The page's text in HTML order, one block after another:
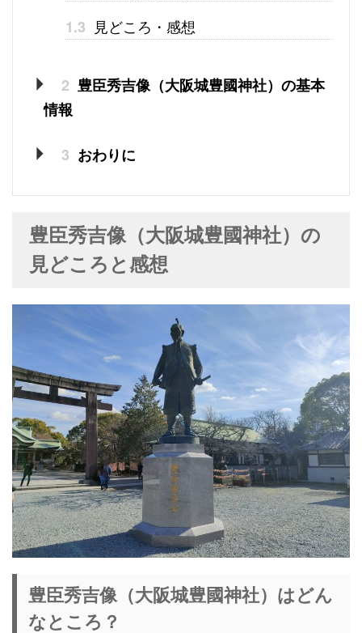
1.3 見どころ・感想
2 豊臣秀吉像（大阪城豊國神社）の基本
情報
3 おわりに
豊臣秀吉像（大阪城豊國神社）の
見どころと感想
豊臣秀吉像（大阪城豊國神社）はどん
なところ？